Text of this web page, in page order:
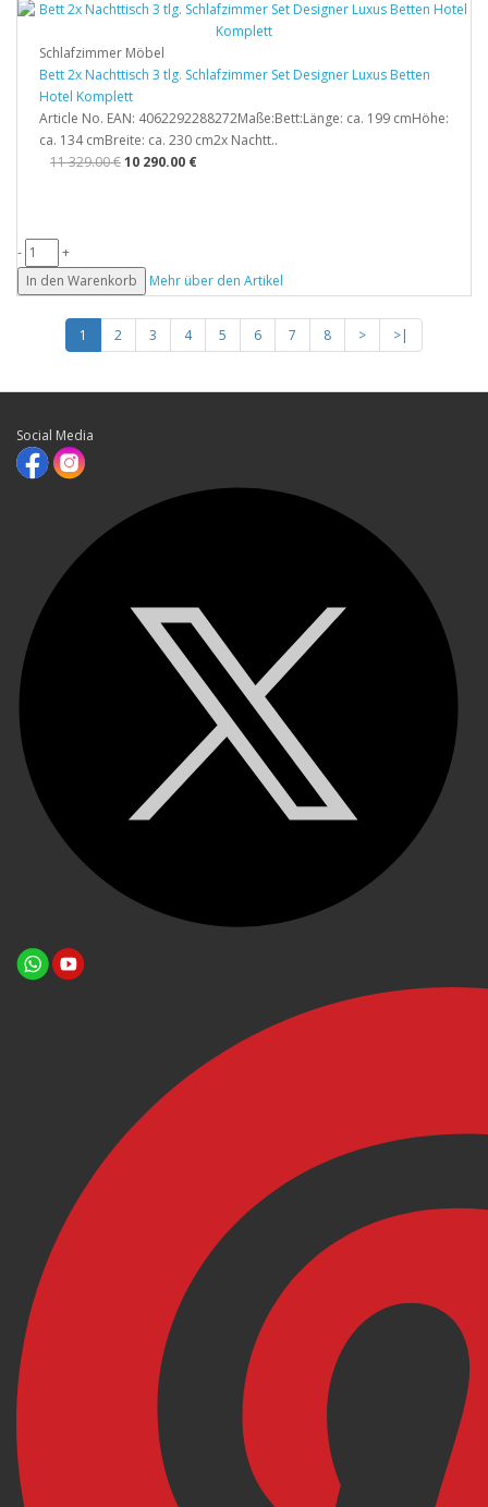
Schlafzimmer Möbel
Bett 2x Nachttisch 3 tlg. Schlafzimmer Set Designer Luxus Betten
Hotel Komplett
Article No. EAN: 4062292288272Maße:Bett:Länge: ca. 199 cmHöhe:
ca. 134 cmBreite: ca. 230 cm2x Nachtt..
11 329.00 €10 290.00 €
-
+
In den Warenkorb
Mehr über den Artikel
1 2 3 4 5 6 7 8 > >|
Social Media